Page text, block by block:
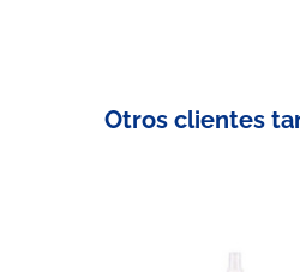
Otros clientes